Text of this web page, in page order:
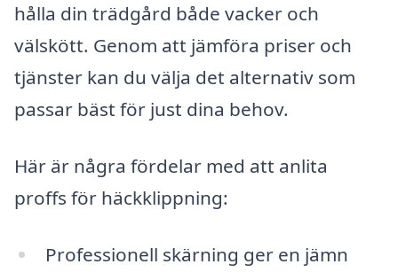
hålla din trädgård både vacker och
välskött. Genom att jämföra priser och
tjänster kan du välja det alternativ som
passar bäst för just dina behov.
Här är några fördelar med att anlita
proffs för häckklippning:
Professionell skärning ger en jämn